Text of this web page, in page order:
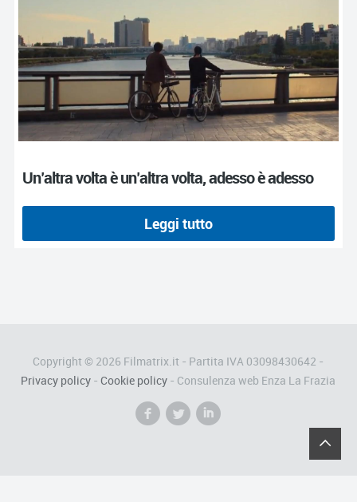
Un’altra volta è un’altra volta, adesso è adesso
Leggi tutto
Copyright © 2026 Filmatrix.it - Partita IVA 03098430642 -
Privacy policy -Cookie policy - Consulenza web Enza La Frazia
f l i